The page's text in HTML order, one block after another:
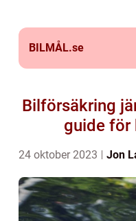
BILMÅL.se
Bilförsäkring
guide för
24 oktober 2023 Jon